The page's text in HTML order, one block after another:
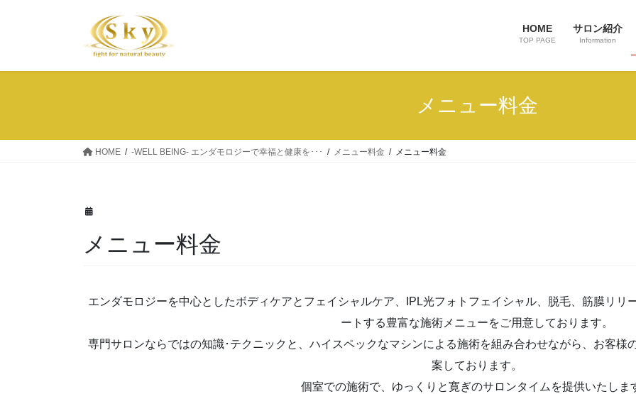
ッ
移
HOME
TOP PAGE
サロン紹介
Information
メニュー料金
HOME -WELL BEING- エンダモロジーで幸福と健康を･･･ メニュー料金 メニュー料金
メニュー料金
エンダモロジーを中心としたボディケアとフェイシャルケア、IPL光フォトフェイシャル、脱毛、筋膜リリ
ートする豊富な施術メニューをご用意しております。
専門サロンならではの知識･テクニックと、ハイスペックなマシンによる施術を組み合わせながら、お客様
案しております。
個室での施術で、ゆっくりと寛ぎのサロンタイムを提供いたしま